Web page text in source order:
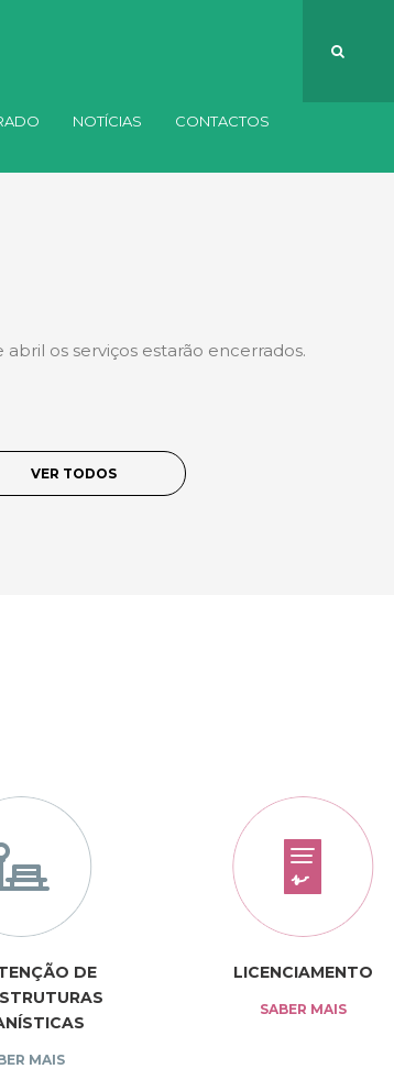
NOTÍCIAS CONTACTOS
os serviços estarão encerrados.
VER TODOS
DE
MAIS
LICENCIAMENTO
SABER MAIS